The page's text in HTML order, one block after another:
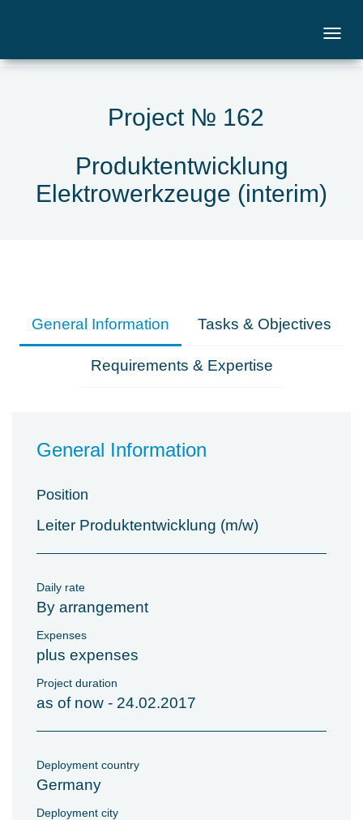
Project № 162
Produktentwicklung
Elektrowerkzeuge (interim)
General Information Tasks & Objectives
Requirements & Expertise
General Information
Position
Leiter Produktentwicklung (m/w)
Daily rate
By arrangement
Expenses
plus expenses
Project duration
as of now - 24.02.2017
Deployment country
Germany
Deployment city